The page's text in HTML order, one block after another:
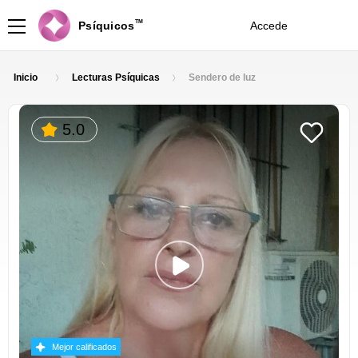
PsíquicosTM Accede
Inicio Lecturas Psíquicas Sendero de luz
5.0
Mejor calificados